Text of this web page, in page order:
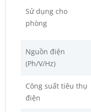
Sử dụng cho
phòng
Nguồn điện
(Ph/V/Hz)
Công suất tiêu thụ
điện